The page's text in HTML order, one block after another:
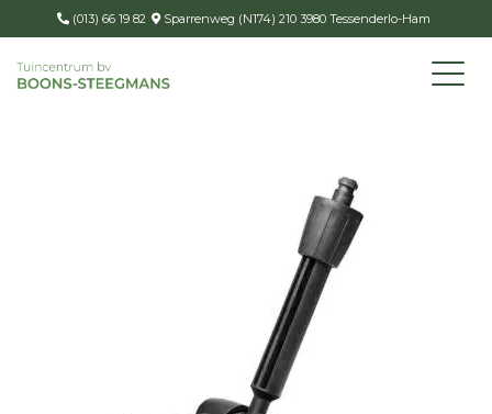
(013) 66 19 82 Sparrenweg (N174) 210 3980 Tessenderlo-Ham